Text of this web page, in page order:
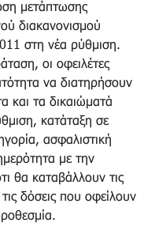
μετάπτωσης
διακανονισμού
στη νέα ρύθμιση.
οι οφειλέτες
να διατηρήσουν
και τα δικαιώματά
κατάταξη σε
ασφαλιστική
με την
θα καταβάλλουν τις
δόσεις που οφείλουν